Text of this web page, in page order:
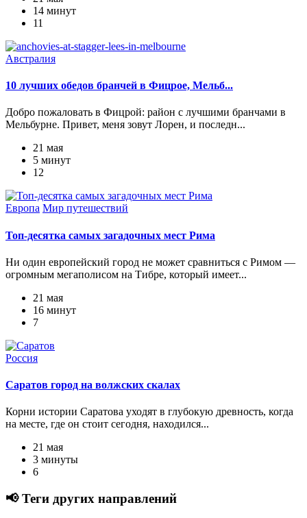
14 минут
11
Австралия
10 лучших обедов бранчей в Фицрое, Мельб...
Добро пожаловать в Фицрой: район с лучшими бранчами в
Мельбурне. Привет, меня зовут Лорен, и последн...
21 мая
5 минут
12
Европа Мир путешествий
Топ-десятка самых загадочных мест Рима
Ни один европейский город не может сравниться с Римом —
огромным мегаполисом на Тибре, который имеет...
21 мая
16 минут
7
Россия
Саратов город на волжских скалах
Корни истории Саратова уходят в глубокую древность, когда
на месте, где он стоит сегодня, находился...
21 мая
3 минуты
6
📢 Теги других направлений